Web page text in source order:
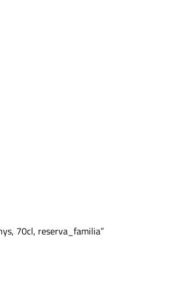
70cl, reserva_familia